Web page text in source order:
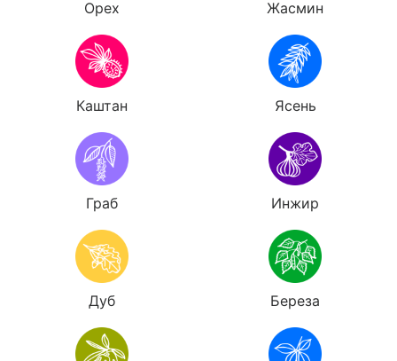
Орех Жасмин
Каштан Ясень
Граб Инжир
Дуб Береза